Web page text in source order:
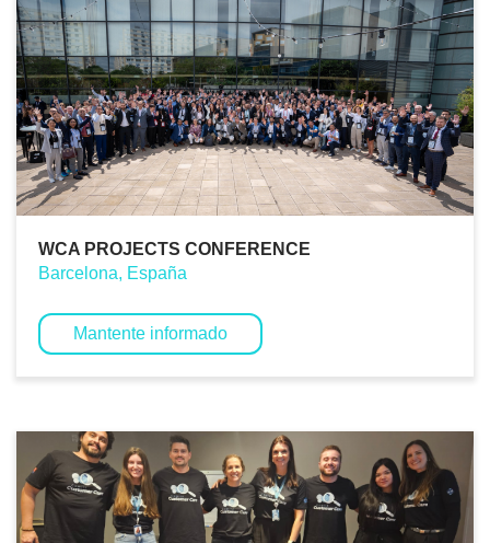
WCA PROJECTS CONFERENCE
Barcelona, España
Mantente informado